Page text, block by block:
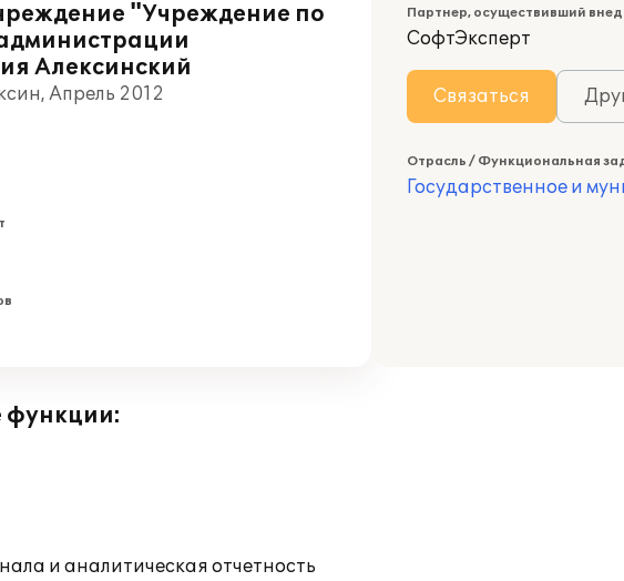
"Учреждение по
Алексинский
Апрель 2012
Партнер, осуществивший
СофтЭксперт
Связаться
Отрасль / Функциональная
Государственное и
функции:
и аналитическая отчетность